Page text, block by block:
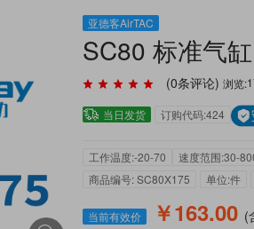
亚德客AirTAC
SC80 标准气
(0条评论) 浏览:
当日发货 订购代码:424
工作温度:-20-70
速度范围:30-
商品编号: SC80X175
单位:件
当前有效价 ￥163.00 (